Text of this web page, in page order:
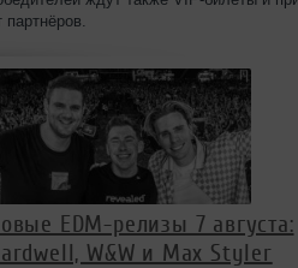
партнёров.
EDM-релизы 7 августа:
W&W и Max Styler